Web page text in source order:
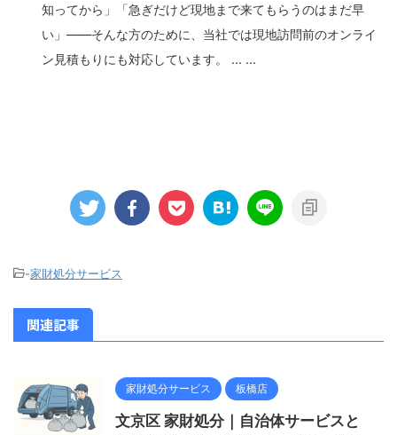
知ってから」「急ぎだけど現地まで来てもらうのはまだ早
い」――そんな方のために、当社では現地訪問前のオンライ
ン見積もりにも対応しています。 ... ...
-家財処分サービス
関連記事
家財処分サービス 板橋店
文京区 家財処分｜自治体サービスと